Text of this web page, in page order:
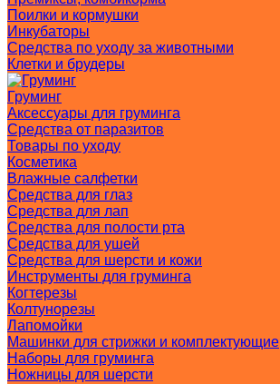
Поилки и кормушки
Инкубаторы
Средства по уходу за животными
Клетки и брудеры
Груминг
Аксессуары для груминга
Средства от паразитов
Товары по уходу
Косметика
Влажные салфетки
Средства для глаз
Средства для лап
Средства для полости рта
Средства для ушей
Средства для шерсти и кожи
Инструменты для груминга
Когтерезы
Колтунорезы
Лапомойки
Машинки для стрижки и комплектующие
Наборы для груминга
Ножницы для шерсти